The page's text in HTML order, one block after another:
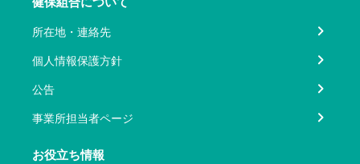
所在地・連絡先
個人情報保護方針
公告
事業所担当者ページ
お役立ち情報